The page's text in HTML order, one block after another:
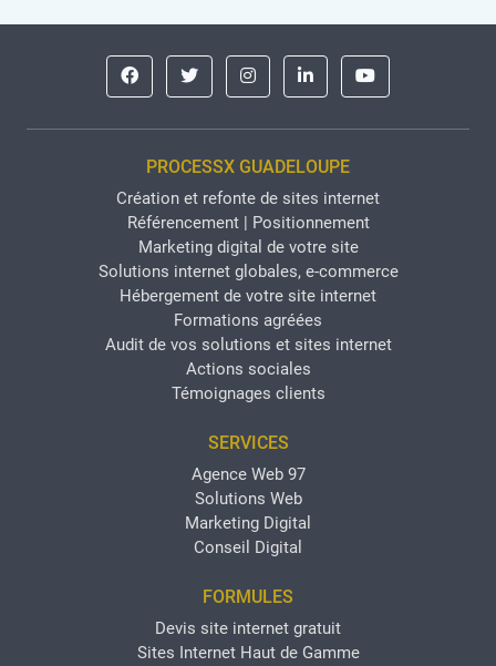
PROCESSX GUADELOUPE
Création et refonte de sites internet
Référencement | Positionnement
Marketing digital de votre site
Solutions internet globales, e-commerce
Hébergement de votre site internet
Formations agréées
Audit de vos solutions et sites internet
Actions sociales
Témoignages clients
SERVICES
Agence Web 97
Solutions Web
Marketing Digital
Conseil Digital
FORMULES
Devis site internet gratuit
Sites Internet Haut de Gamme